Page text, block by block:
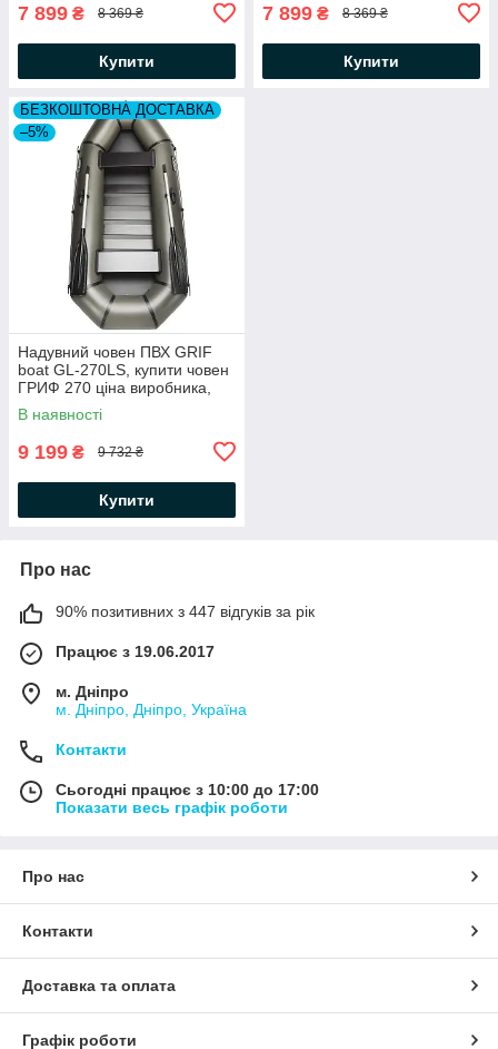
7 899 ₴ 8 369 ₴
Купити
7 899 ₴ 8 369 ₴
Купити
БЕЗКОШТОВНА ДОСТАВКА
–5%
Надувний човен ПВХ GRIF
boat GL-270LS, купити човен
ГРИФ 270 ціна виробника,
гумові човни 2 місцеві
В наявності
9 199 ₴ 9 732 ₴
Купити
Про нас
90% позитивних з 447 відгуків за рік
Працює з 19.06.2017
м. Дніпро
м. Дніпро, Дніпро, Україна
Контакти
Сьогодні працює з 10:00 до 17:00
Показати весь графік роботи
Про нас
Контакти
Доставка та оплата
Графік роботи